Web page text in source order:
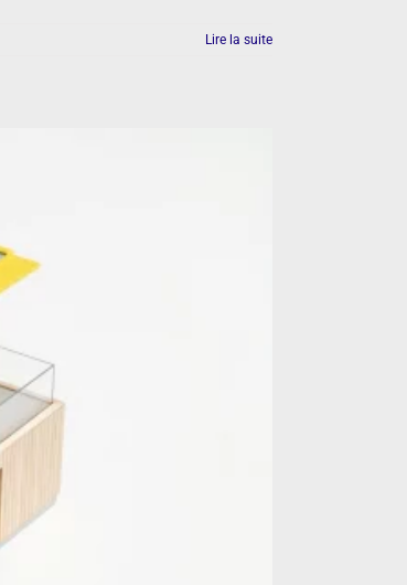
Lire la suite